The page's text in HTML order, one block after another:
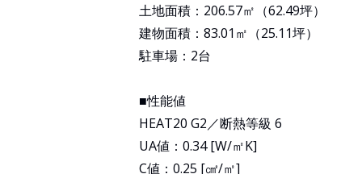
土地面積：206.57㎡（62.49坪）
建物面積：83.01㎡（25.11坪）
駐車場：2台
■性能値
HEAT20 G2／断熱等級 6
UA値：0.34 [W/㎡K]
C値：0.25 [㎠/㎡]